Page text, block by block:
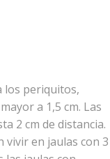
los periquitos,
a 1,5 cm. Las
2 cm de distancia.
vivir en jaulas con 3